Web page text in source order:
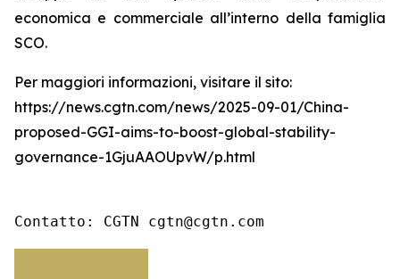
economica e commerciale all’interno della famiglia
SCO.
Per maggiori informazioni, visitare il sito:
https://news.cgtn.com/news/2025-09-01/China-
proposed-GGI-aims-to-boost-global-stability-
governance-1GjuAAOUpvW/p.html
Contatto: CGTN cgtn@cgtn.com